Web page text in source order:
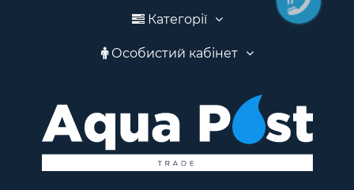
Категорії
Особистий кабінет